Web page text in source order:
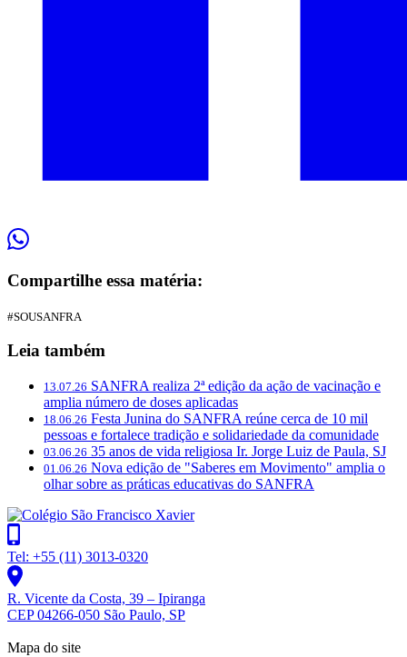
Compartilhe essa matéria:
#SOUSANFRA
Leia também
13.07.26 SANFRA realiza 2ª edição da ação de vacinação e
amplia número de doses aplicadas
18.06.26 Festa Junina do SANFRA reúne cerca de 10 mil
pessoas e fortalece tradição e solidariedade da comunidade
03.06.26 35 anos de vida religiosa Ir. Jorge Luiz de Paula, SJ
01.06.26 Nova edição de "Saberes em Movimento" amplia o
olhar sobre as práticas educativas do SANFRA
Tel: +55 (11) 3013-0320
R. Vicente da Costa, 39 – Ipiranga
CEP 04266-050 São Paulo, SP
Mapa do site